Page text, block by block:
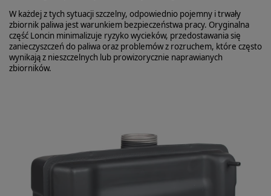
W każdej z tych sytuacji szczelny, odpowiednio pojemny i trwały
zbiornik paliwa jest warunkiem bezpieczeństwa pracy. Oryginalna
część Loncin minimalizuje ryzyko wycieków, przedostawania się
zanieczyszczeń do paliwa oraz problemów z rozruchem, które często
wynikają z nieszczelnych lub prowizorycznie naprawianych
zbiorników.